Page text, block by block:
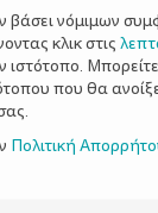
νόμιμων
κλικ στις
που θα
Πολιτική